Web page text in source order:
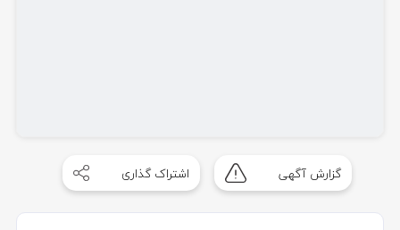
گزارش آگهی اشتراک گذاری